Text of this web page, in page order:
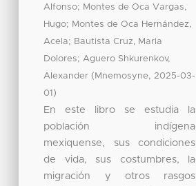
Alfonso; Montes de Oca Vargas,
Hugo; Montes de Oca Hernández,
Acela; Bautista Cruz, Maria
Dolores; Aguero Shkurenkov,
Alexander ( Mnemosyne, 2025-03-
01 )
En este libro se estudia la
población indígena
mexiquense, sus condiciones
de vida, sus costumbres, la
migración y otros rasgos